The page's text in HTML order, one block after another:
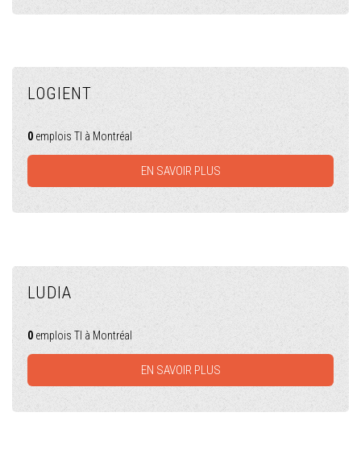
LOGIENT
0 emplois TI à Montréal
EN SAVOIR PLUS
LUDIA
0 emplois TI à Montréal
EN SAVOIR PLUS